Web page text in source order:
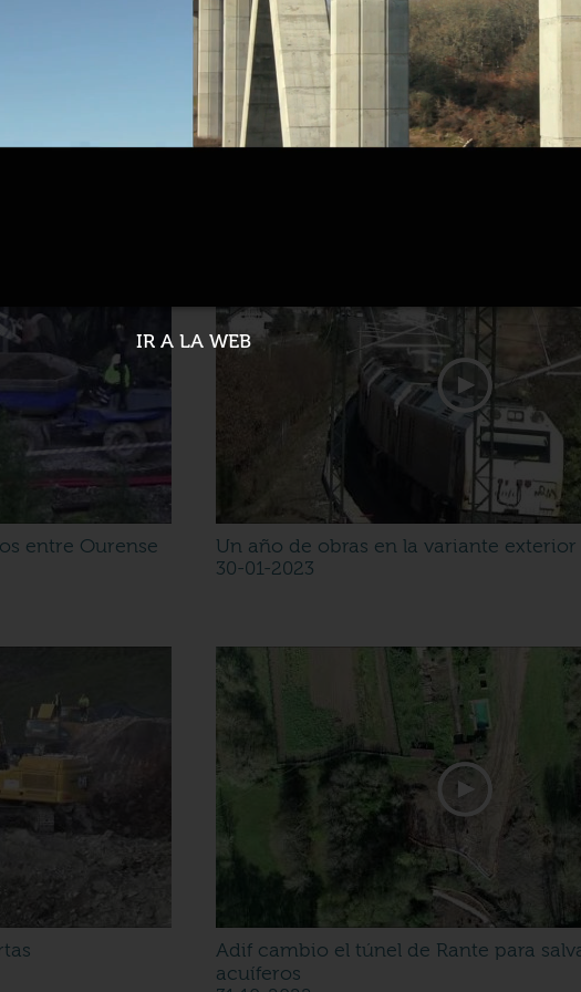
IR A LA WEB
de As Portas
Adif lícita el proyecto para la
entre Ourense
Un año de obras en la variante exterior
30-01-2023
Adif cambio el túnel de Rante para
acuíferos